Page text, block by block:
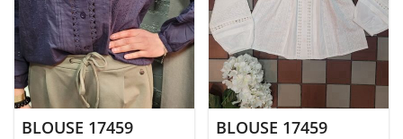
bain
Femmes
> Bermudas
> Blouses
BLOUSE 17459 BLOUSE 17459